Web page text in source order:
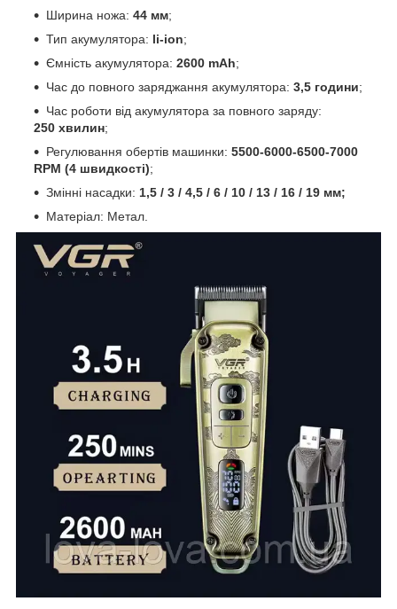
Ширина ножа: 44 мм;
Тип акумулятора: li-ion;
Ємність акумулятора: 2600 mAh;
Час до повного заряджання акумулятора: 3,5 години;
Час роботи від акумулятора за повного заряду:
250 хвилин;
Регулювання обертів машинки: 5500-6000-6500-7000
RPM (4 швидкості);
Змінні насадки: 1,5 / 3 / 4,5 / 6 / 10 / 13 / 16 / 19 мм;
Матеріал: Метал.